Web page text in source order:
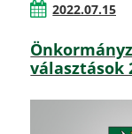
2022.07.15
választások